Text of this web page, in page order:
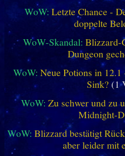
WoW: Letzte Chance -
doppelte
WoW-Skandal: Blizzard-
Dungeon
WoW:Neue Potions in
Sink?(1
WoW: Zu schwer und zu
Midnight-
WoW: Blizzard bestätigt
aber leider mit